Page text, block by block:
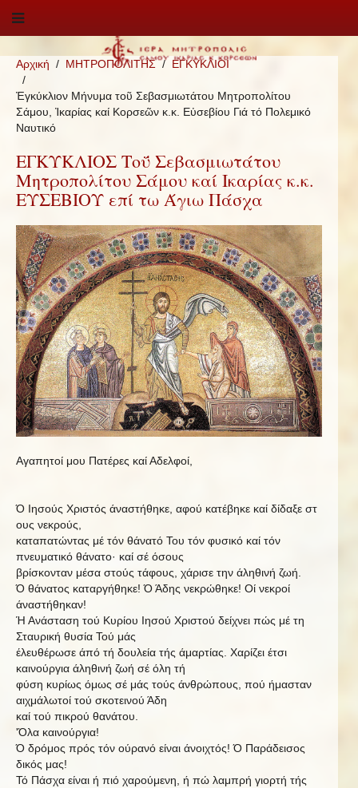
Αρχική ΜΗΤΡΟΠΟΛΙΤΗΣ ΕΓΚΥΚΛΙΟΙ
Ἐγκύκλιον Μήνυμα τοῦ Σεβασμιωτάτου Μητροπολίτου
Σάμου, Ἰκαρίας καί Κορσεῶν κ.κ. Εὐσεβίου Γιά τό Πολεμικό
Ναυτικό
ΕΓΚΥΚΛΙΟΣ Τοΰ Σεβασμιωτάτου
Μητροπολίτου Σάμου καί Ικαρίας κ.κ.
ΕΥΣΕΒΙΟΥ επί τω Άγιω Πάσχα
Αγαπητοί μου Πατέρες καί Αδελφοί,
Ό Ιησούς Χριστός άναστήθηκε, αφού κατέβηκε καί δίδαξε στ
ους νεκρούς,
καταπατώντας μέ τόν θάνατό Του τόν φυσικό καί τόν
πνευματικό θάνατο· καί σέ όσους
βρίσκονταν μέσα στούς τάφους, χάρισε την άληθινή ζωή.
Ό θάνατος καταργήθηκε! Ό Άδης νεκρώθηκε! Οί νεκροί
άναστήθηκαν!
Ή Ανάσταση τού Κυρίου Ιησού Χριστού δείχνει πώς μέ τη
Σταυρική θυσία Τού μάς
έλευθέρωσε άπό τή δουλεία τής άμαρτίας. Χαρίζει έτσι
καινούργια άληθινή ζωή σέ όλη τή
φύση κυρίως όμως σέ μάς τούς άνθρώπους, πού ήμασταν
αιχμάλωτοί τού σκοτεινού Άδη
καί τού πικρού θανάτου.
'Όλα καινούργια!
Ό δρόμος πρός τόν ούρανό είναι άνοιχτός! Ό Παράδεισος
δικός μας!
Τό Πάσχα είναι ή πιό χαρούμενη, ή πώ λαμπρή γιορτή τής